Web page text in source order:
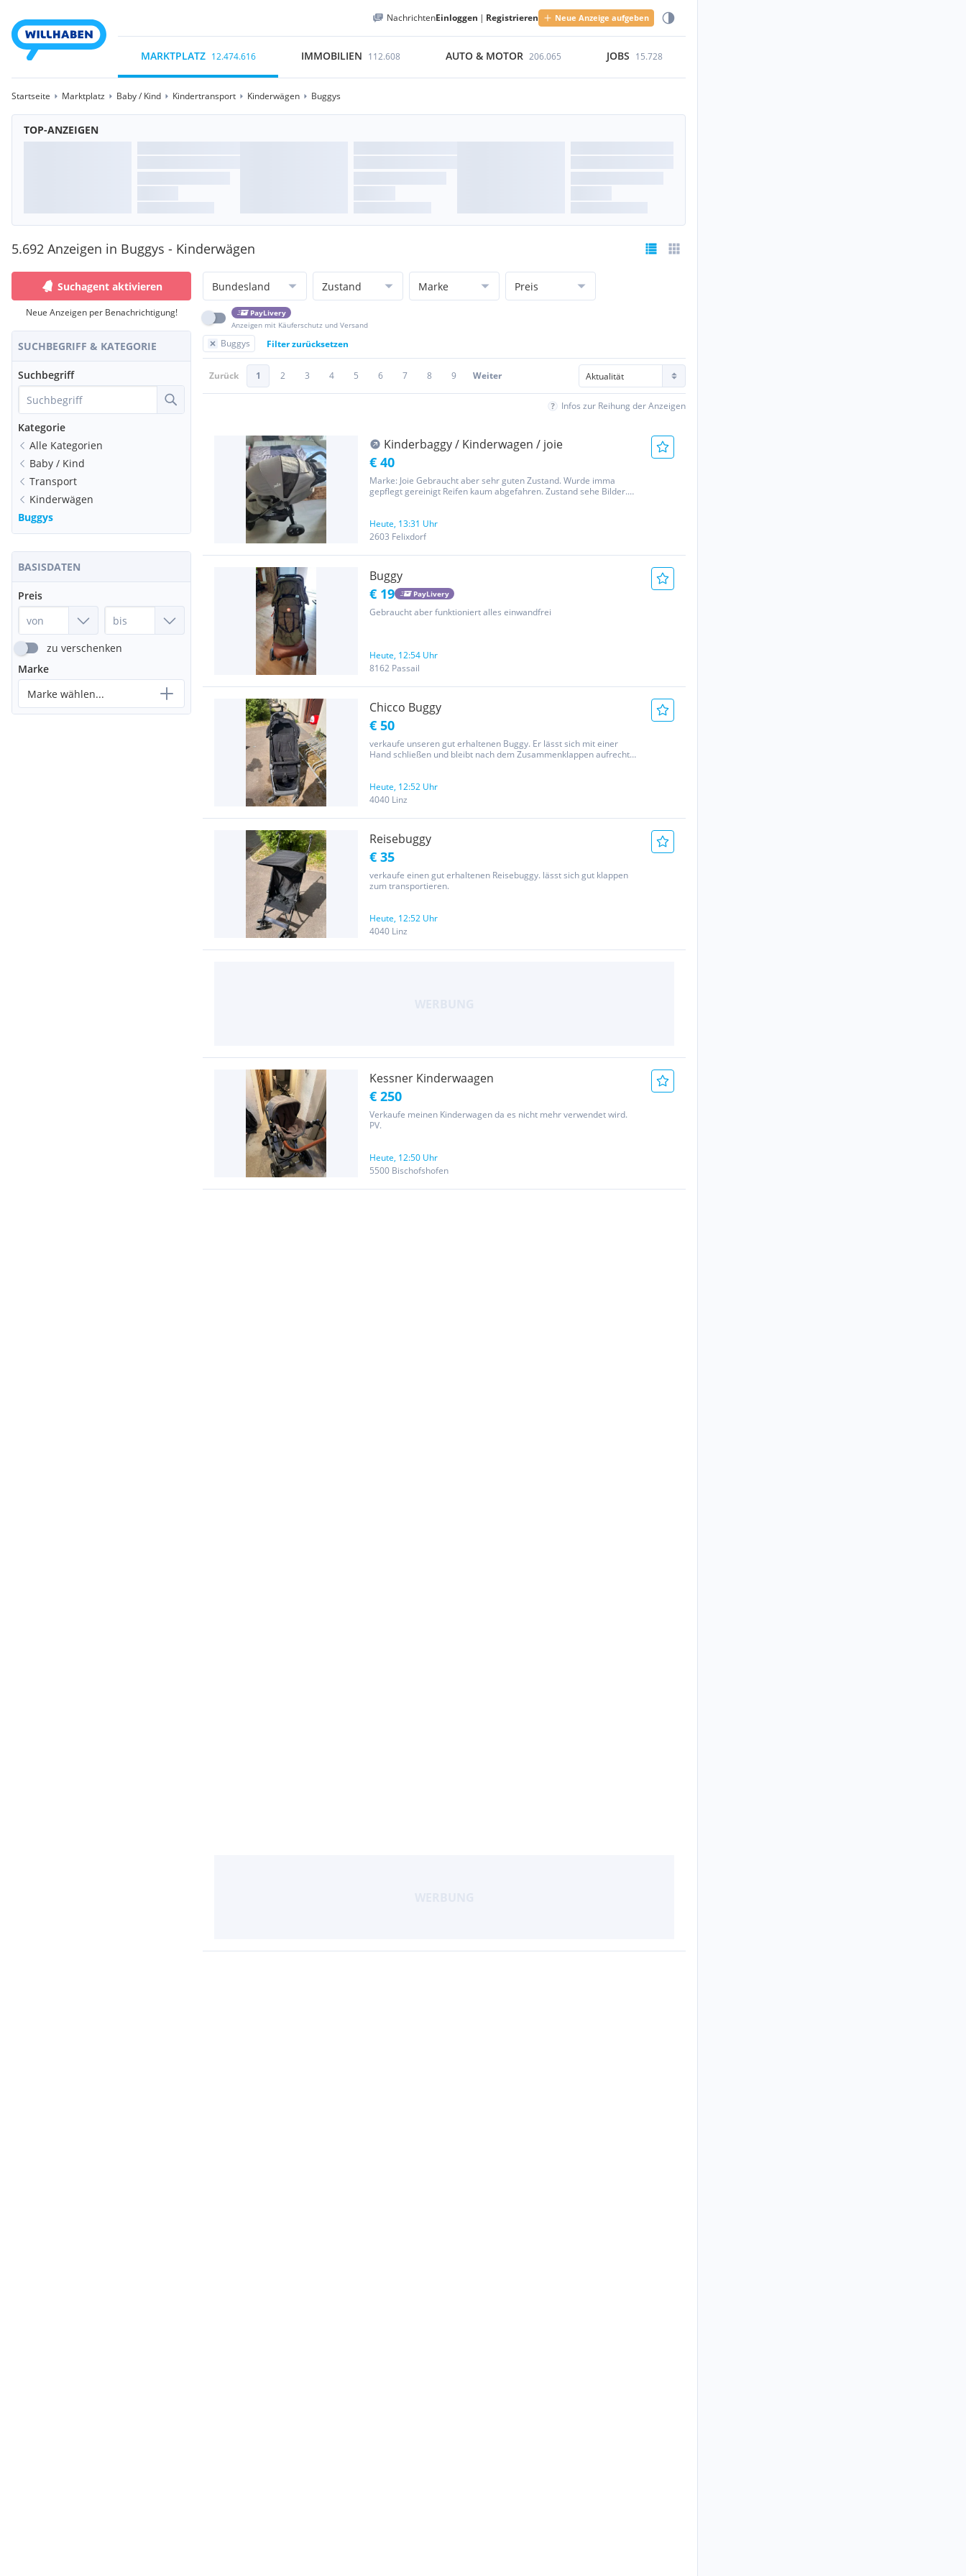
NachrichtenEinloggen | Registrieren Neue Anzeige aufgeben
MARKTPLATZ 12.474.616 IMMOBILIEN 112.608 AUTO & MOTOR 206.065 JOBS 15.728
Startseite Marktplatz Baby / Kind Kindertransport Kinderwägen Buggys
TOP-ANZEIGEN
5.692 Anzeigen in Buggys - Kinderwägen
Suchagent aktivieren
Neue Anzeigen per Benachrichtigung!
SUCHBEGRIFF & KATEGORIE
Suchbegriff
Kategorie
Alle Kategorien
Baby / Kind
Transport
Kinderwägen
Buggys
BASISDATEN
Preis
zu verschenken
Marke
Marke wählen...
Bundesland Zustand Marke Preis
PayLivery
Anzeigen mit Käuferschutz und Versand
Buggys Filter zurücksetzen
Zurück 1 2 3 4 5 6 7 8 9 Weiter
Infos zur Reihung der Anzeigen
Kinderbaggy / Kinderwagen / joie
€ 40
Marke: Joie Gebraucht aber sehr guten Zustand. Wurde imma
gepflegt gereinigt Reifen kaum abgefahren. Zustand sehe Bilder.
möglich!
Heute, 13:31 Uhr
2603 Felixdorf
Buggy
€ 19 PayLivery
Gebraucht aber funktioniert alles einwandfrei
Heute, 12:54 Uhr
8162 Passail
Chicco Buggy
€ 50
verkaufe unseren gut erhaltenen Buggy. Er lässt sich mit einer
Hand schließen und bleibt nach dem Zusammenklappen aufrecht
Heute, 12:52 Uhr
4040 Linz
Reisebuggy
€ 35
verkaufe einen gut erhaltenen Reisebuggy. lässt sich gut klappen
zum transportieren.
Heute, 12:52 Uhr
4040 Linz
Kessner Kinderwaagen
€ 250
Verkaufe meinen Kinderwagen da es nicht mehr verwendet wird.
PV.
Heute, 12:50 Uhr
5500 Bischofshofen